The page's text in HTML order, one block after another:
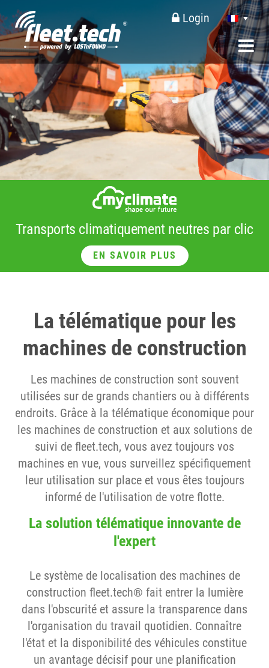
Login
Transports climatiquement neutres par clic
EN SAVOIR PLUS
La télématique pour les
machines de construction
Les machines de construction sont souvent
utilisées sur de grands chantiers ou à différents
endroits. Grâce à la télématique économique pour
les machines de construction et aux solutions de
suivi de fleet.tech, vous avez toujours vos
machines en vue, vous surveillez spécifiquement
leur utilisation sur place et vous êtes toujours
informé de l'utilisation de votre flotte.
La solution télématique innovante de
l'expert
Le système de localisation des machines de
construction fleet.tech® fait entrer la lumière
dans l'obscurité et assure la transparence dans
l'organisation du travail quotidien. Connaître
l'état et la disponibilité des véhicules constitue
un avantage décisif pour une planification